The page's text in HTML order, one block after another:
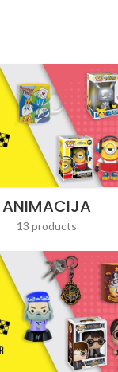
ANIMACIJA
13 products